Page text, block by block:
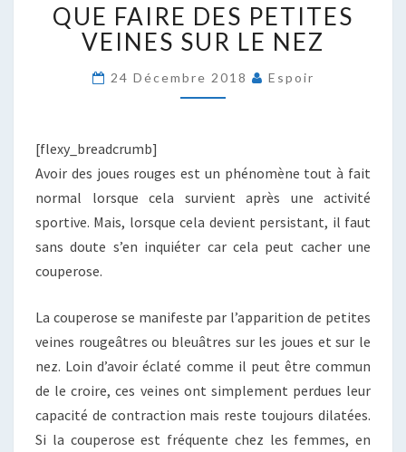
FAIRE
DES
PETITES
VEINES
SUR
QUE FAIRE DES PETITES
VEINES SUR LE NEZ
24 Décembre 2018 Espoir
[flexy_breadcrumb]
Avoir des joues rouges est un phénomène tout à fait
normal lorsque cela survient après une activité
sportive. Mais, lorsque cela devient persistant, il faut
sans doute s’en inquiéter car cela peut cacher une
couperose.
La couperose se manifeste par l’apparition de petites
veines rougeâtres ou bleuâtres sur les joues et sur le
nez. Loin d’avoir éclaté comme il peut être commun
de le croire, ces veines ont simplement perdues leur
capacité de contraction mais reste toujours dilatées.
Si la couperose est fréquente chez les femmes, en